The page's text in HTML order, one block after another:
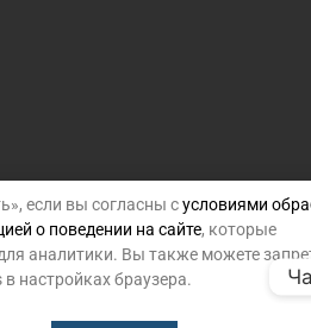
если вы согласны сусловиями
о поведении на сайте, которые
аналитики. Вы также можете
настройках браузера.